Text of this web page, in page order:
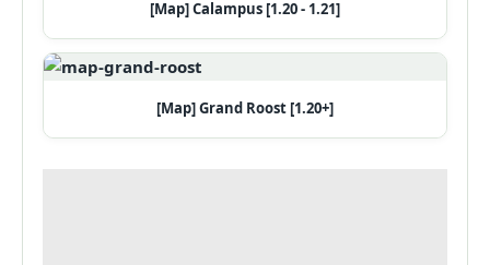
[Map] Calampus [1.20 - 1.21]
[Map] Grand Roost [1.20+]